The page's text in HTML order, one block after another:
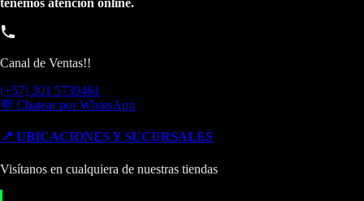
tenemos atencion online.
Canal de Ventas!!
(+57) 301 5739461
💬 Chatear por WhatsApp
📍 UBICACIONES Y SUCURSALES
Visítanos en cualquiera de nuestras tiendas